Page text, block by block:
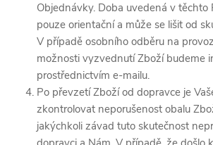
Objednávky. Doba uvedená v těchto
pouze orientační a může se lišit od
V případě osobního odběru na
možnosti vyzvednutí Zboží budeme
prostřednictvím e-mailu.
Po převzetí Zboží od dopravce je
zkontrolovat neporušenost obalu
jakýchkoli závad tuto skutečnost